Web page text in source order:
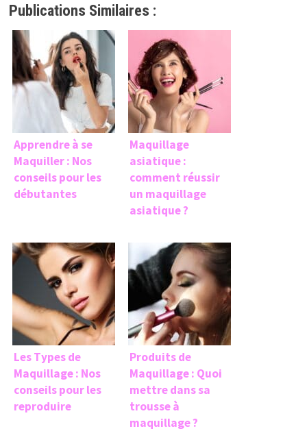
Publications Similaires :
Apprendre à se
Maquiller : Nos
conseils pour les
débutantes
Maquillage
asiatique :
comment réussir
un maquillage
asiatique ?
Les Types de
Maquillage : Nos
conseils pour les
reproduire
Produits de
Maquillage : Quoi
mettre dans sa
trousse à
maquillage ?